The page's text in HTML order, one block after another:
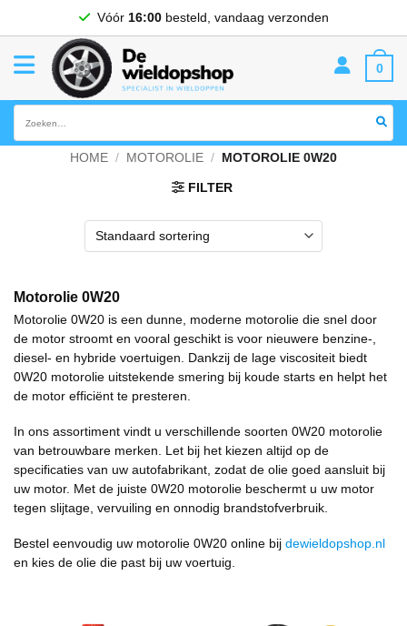
Vóór 16:00besteld, vandaag verzonden
0
HOME / MOTOROLIE / MOTOROLIE 0W20
FILTER
Motorolie 0W20
Motorolie 0W20 is een dunne, moderne motorolie die snel door
de motor stroomt en vooral geschikt is voor nieuwere benzine-,
diesel- en hybride voertuigen. Dankzij de lage viscositeit biedt
0W20 motorolie uitstekende smering bij koude starts en helpt het
de motor efficiënt te presteren.
In ons assortiment vindt u verschillende soorten 0W20 motorolie
van betrouwbare merken. Let bij het kiezen altijd op de
specificaties van uw autofabrikant, zodat de olie goed aansluit bij
uw motor. Met de juiste 0W20 motorolie beschermt u uw motor
tegen slijtage, vervuiling en onnodig brandstofverbruik.
Bestel eenvoudig uw motorolie 0W20 online bij dewieldopshop.nl
en kies de olie die past bij uw voertuig.